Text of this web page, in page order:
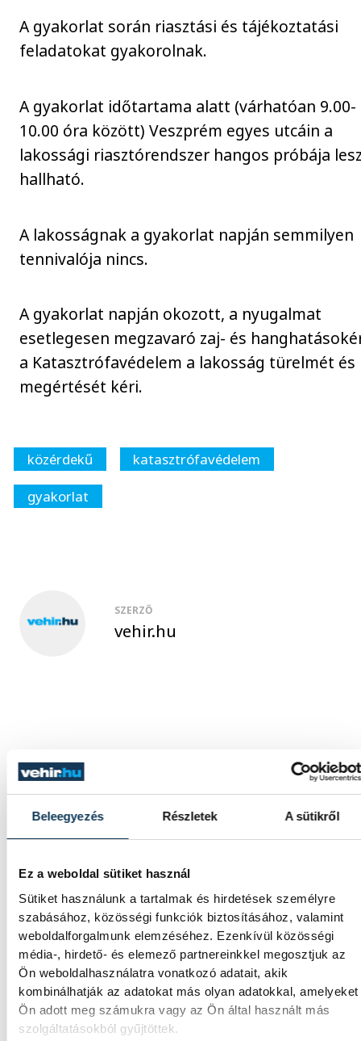
Beleegyezés Részletek A sütikről
Ez a weboldal sütiket használ
Sütiket használunk a tartalmak és hirdetések személyre
szabásához, közösségi funkciók biztosításához, valamint
weboldalforgalmunk elemzéséhez. Ezenkívül közösségi
média-, hirdető- és elemező partnereinkkel megosztjuk az
Ön weboldalhasználatra vonatkozó adatait, akik
kombinálhatják az adatokat más olyan adatokkal, amelyeket
Ön adott meg számukra vagy az Ön által használt más
szolgáltatásokból gyűjtöttek.
A gyakorlat során riasztási és tájékoztatási
feladatokat gyakorolnak.
A gyakorlat időtartama alatt (várhatóan 9.00-
10.00 óra között) Veszprém egyes utcáin a
lakossági riasztórendszer hangos próbája
hallható.
A lakosságnak a gyakorlat napján semmilyen
tennivalója nincs.
A gyakorlat napján okozott, a nyugalmat
esetlegesen megzavaró zaj- és
a Katasztrófavédelem a lakosság türelmét és
megértését kéri.
közérdekű
katasztrófavédelem
gyakorlat
SZERZŐ
vehir.hu
TOVÁBBI CIKKEK
Ideiglenes
forgalomkorlátozás a Jókai
utcában
KÖZÉRDEKŰ